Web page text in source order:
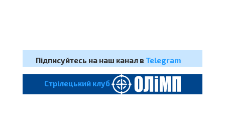
Підписуйтесь на наш канал в Telegram
Cтрілецький клуб